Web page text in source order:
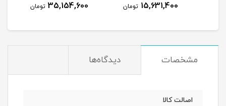
15,631,400 تومان 35,154,600 تومان
مشخصات دیدگاه‌ها
اصالت کالا